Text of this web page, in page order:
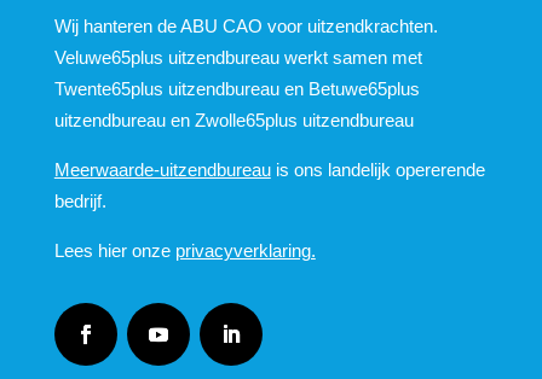
Wij hanteren de ABU CAO voor uitzendkrachten.
Veluwe65plus uitzendbureau werkt samen met
Twente65plus uitzendbureau en Betuwe65plus
uitzendbureau en Zwolle65plus uitzendbureau
Meerwaarde-uitzendbureauis ons landelijk opererende
bedrijf.
Lees hier onze privacyverklaring.